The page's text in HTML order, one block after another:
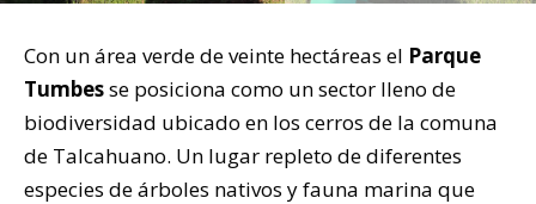
Con un área verde de veinte hectáreas el Parque
Tumbesse posiciona como un sector lleno de
biodiversidad ubicado en los cerros de la comuna
de Talcahuano. Un lugar repleto de diferentes
especies de árboles nativos y fauna marina que